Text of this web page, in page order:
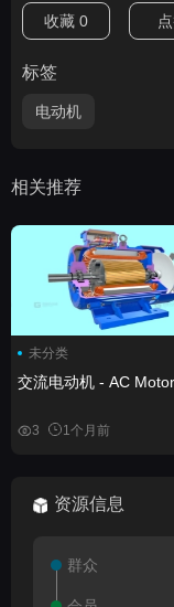
收藏 0
标签
电动机
相关推荐
未分类
交流电动机 - AC Motor
3 1个月前
资源信息
群众